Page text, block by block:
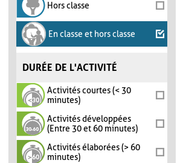
Hors classe
En classe et hors classe
DURÉE DE L'ACTIVITÉ
Activités courtes (< 30
minutes)
Activités développées
(Entre 30 et 60 minutes)
Activités élaborées (> 60
minutes)